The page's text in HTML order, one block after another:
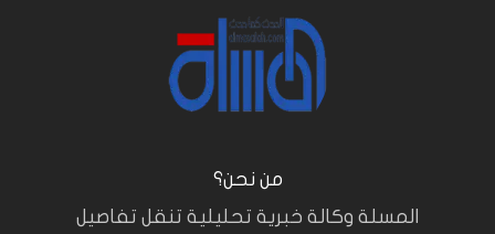
من نحن؟
المسلة وكالة خبرية تحليلية تنقل تفاصيل